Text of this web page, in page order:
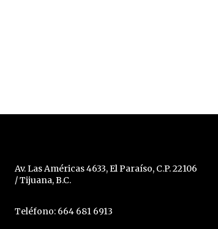
Av. Las Américas 4633, El Paraíso, C.P. 22106
/ Tijuana, B.C.
Teléfono: 664 681 6913